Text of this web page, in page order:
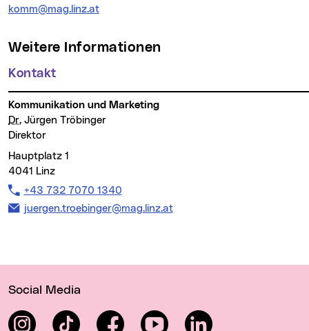
komm@mag.linz.at
Weitere Informationen
Kontakt
Kommunikation und Marketing
Dr. Jürgen Tröbinger
Direktor
Hauptplatz 1
4041 Linz
Telefon:
+43 732 7070 1340
E-Mail Adresse:
juergen.troebinger@mag.linz.at
Social Media
InstagramTikTok FacebookYouTube LinkedIn